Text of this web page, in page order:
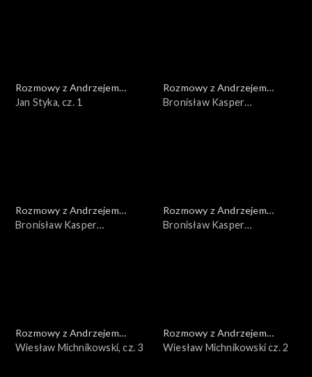
Rozmowy z Andrzejem
Doboszem
Jan Styka, cz. 1
Rozmowy z Andrzejem
Doboszem
Bronisław Kasper
Rozmowy z Andrzejem
Doboszem
Bronisław Kasper
Rozmowy z Andrzejem
Doboszem
Bronisław Kasper
Rozmowy z Andrzejem
Doboszem
Wiesław Michnikowski, cz. 3
Rozmowy z Andrzejem
Doboszem
Wiesław Michnikowski cz. 2